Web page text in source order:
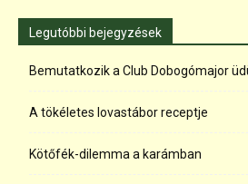
Legutóbbi bejegyzések
Bemutatkozik a Club Dobogómajor
A tökéletes lovastábor receptje
Kötőfék-dilemma a karámban